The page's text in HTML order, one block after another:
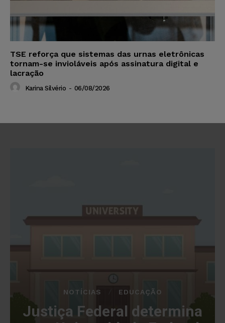
TSE reforça que sistemas das urnas eletrônicas
tornam-se invioláveis após assinatura digital e
lacração
Karina Silvério - 06/08/2026